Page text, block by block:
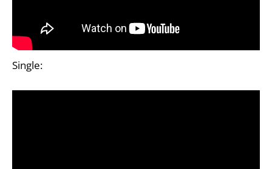
Single: